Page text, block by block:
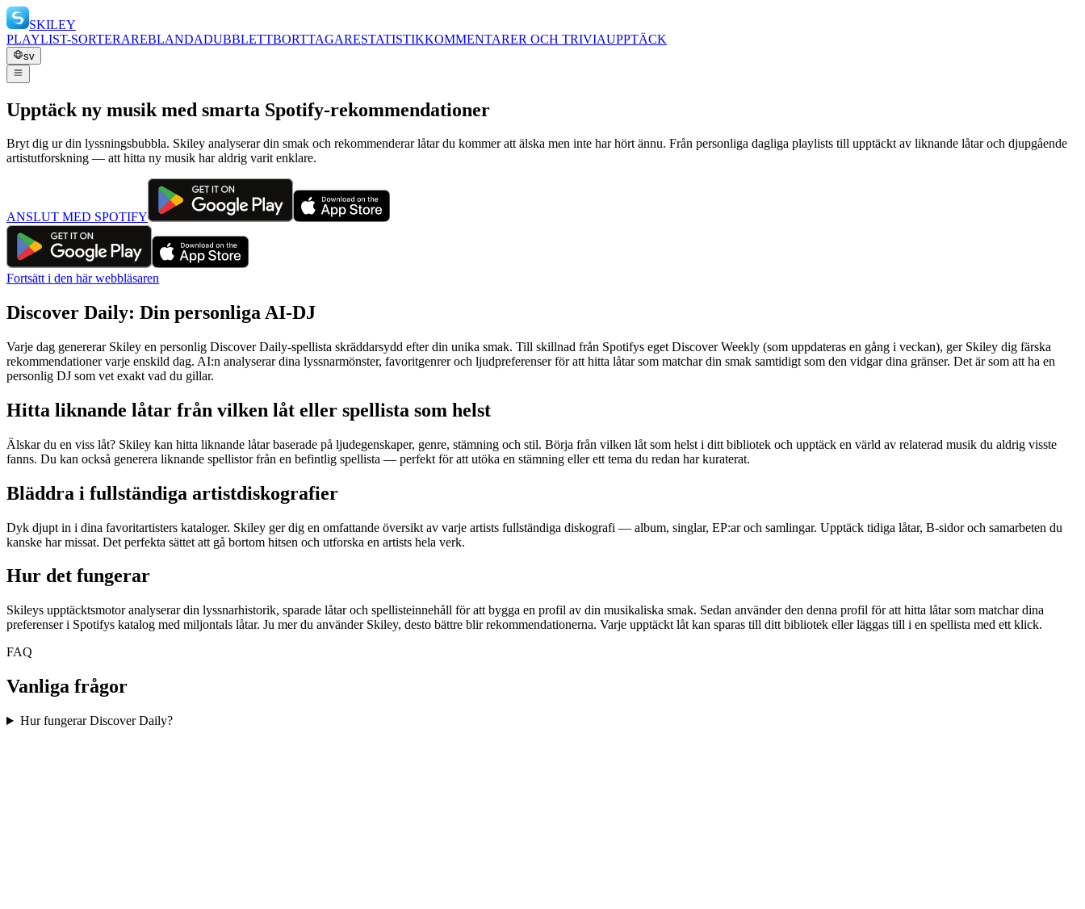
SKILEY
PLAYLIST-SORTERAREBLANDADUBBLETTBORTTAGARESTATISTIKKOMMENTARER OCH TRIVIAUPPTÄCK
sv
Upptäck ny musik med smarta Spotify-rekommendationer
Bryt dig ur din lyssningsbubbla. Skiley analyserar din smak och rekommenderar låtar du kommer att älska men inte har hört ännu. Från personliga dagliga playlists till upptäckt av liknande låtar och djupgående
artistutforskning — att hitta ny musik har aldrig varit enklare.
ANSLUT MED SPOTIFY
Fortsätt i den här webbläsaren
Discover Daily: Din personliga AI-DJ
Varje dag genererar Skiley en personlig Discover Daily-spellista skräddarsydd efter din unika smak. Till skillnad från Spotifys eget Discover Weekly (som uppdateras en gång i veckan), ger Skiley dig färska
rekommendationer varje enskild dag. AI:n analyserar dina lyssnarmönster, favoritgenrer och ljudpreferenser för att hitta låtar som matchar din smak samtidigt som den vidgar dina gränser. Det är som att ha en
personlig DJ som vet exakt vad du gillar.
Hitta liknande låtar från vilken låt eller spellista som helst
Älskar du en viss låt? Skiley kan hitta liknande låtar baserade på ljudegenskaper, genre, stämning och stil. Börja från vilken låt som helst i ditt bibliotek och upptäck en värld av relaterad musik du aldrig visste
fanns. Du kan också generera liknande spellistor från en befintlig spellista — perfekt för att utöka en stämning eller ett tema du redan har kuraterat.
Bläddra i fullständiga artistdiskografier
Dyk djupt in i dina favoritartisters kataloger. Skiley ger dig en omfattande översikt av varje artists fullständiga diskografi — album, singlar, EP:ar och samlingar. Upptäck tidiga låtar, B-sidor och samarbeten du
kanske har missat. Det perfekta sättet att gå bortom hitsen och utforska en artists hela verk.
Hur det fungerar
Skileys upptäcktsmotor analyserar din lyssnarhistorik, sparade låtar och spellisteinnehåll för att bygga en profil av din musikaliska smak. Sedan använder den denna profil för att hitta låtar som matchar dina
preferenser i Spotifys katalog med miljontals låtar. Ju mer du använder Skiley, desto bättre blir rekommendationerna. Varje upptäckt låt kan sparas till ditt bibliotek eller läggas till i en spellista med ett klick.
FAQ
Vanliga frågor
Hur fungerar Discover Daily?